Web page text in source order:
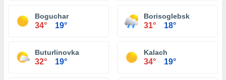
Boguchar
34° 19°
Borisoglebsk
31° 18°
Buturlinovka
32° 19°
Kalach
34° 19°